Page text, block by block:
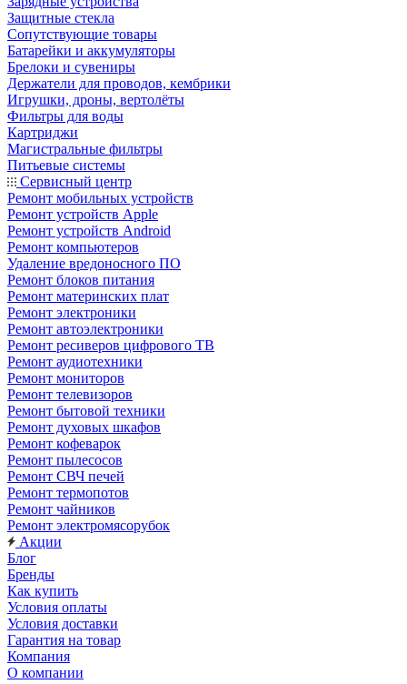
Защитные стекла
Сопутствующие товары
Батарейки и аккумуляторы
Брелоки и сувениры
Держатели для проводов, кембрики
Игрушки, дроны, вертолёты
Фильтры для воды
Картриджи
Магистральные фильтры
Питьевые системы
Сервисный центр
Ремонт мобильных устройств
Ремонт устройств Apple
Ремонт устройств Android
Ремонт компьютеров
Удаление вредоносного ПО
Ремонт блоков питания
Ремонт материнских плат
Ремонт электроники
Ремонт автоэлектроники
Ремонт ресиверов цифрового ТВ
Ремонт аудиотехники
Ремонт мониторов
Ремонт телевизоров
Ремонт бытовой техники
Ремонт духовых шкафов
Ремонт кофеварок
Ремонт пылесосов
Ремонт СВЧ печей
Ремонт термопотов
Ремонт чайников
Ремонт электромясорубок
Акции
Блог
Бренды
Как купить
Условия оплаты
Условия доставки
Гарантия на товар
Компания
О компании